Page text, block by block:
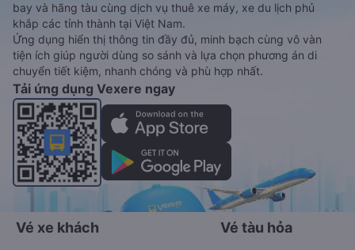
bay và hãng tàu cùng dịch vụ thuê xe máy, xe du lịch phủ
khắp các tỉnh thành tại Việt Nam.
Ứng dụng hiển thị thông tin đầy đủ, minh bạch cùng vô vàn
tiện ích giúp người dùng so sánh và lựa chọn phương án di
chuyển tiết kiệm, nhanh chóng và phù hợp nhất.
Tải ứng dụng Vexere ngay
Vé xe khách Vé tàu hỏa